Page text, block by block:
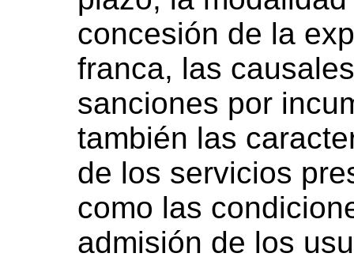
concesión de la
franca, las
sanciones por
también las
de los servicios
como las
admisión de los